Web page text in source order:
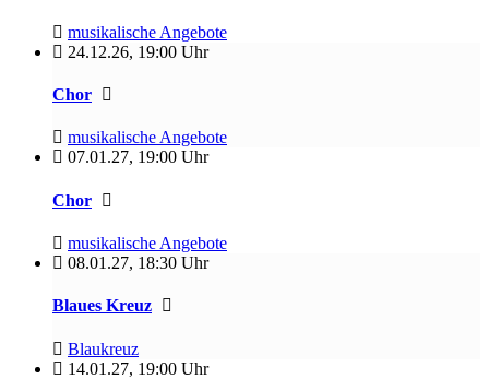
musikalische Angebote
24.12.26, 19:00 Uhr
Chor
musikalische Angebote
07.01.27, 19:00 Uhr
Chor
musikalische Angebote
08.01.27, 18:30 Uhr
Blaues Kreuz
Blaukreuz
14.01.27, 19:00 Uhr